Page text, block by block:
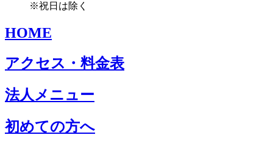
※祝日は除く
HOME
アクセス・料金表
法人メニュー
初めての方へ